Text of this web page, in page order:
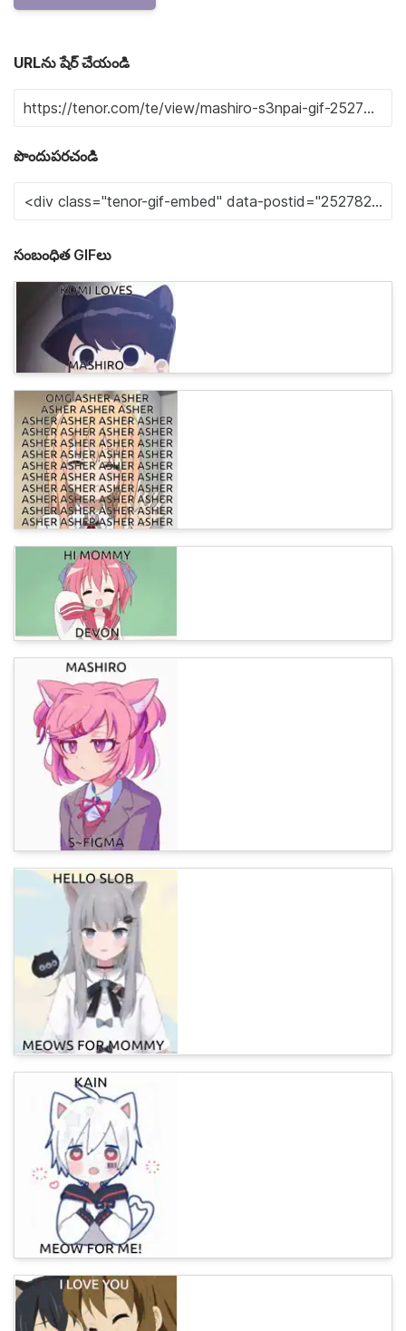
URLను షేర్ చేయండి
పొందుపరచండి
సంబంధిత GIFలు